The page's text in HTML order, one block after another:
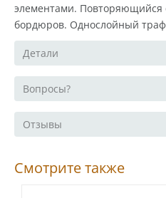
элементами. Повторяющийся
бордюров. Однослойный
Детали
Вопросы?
Отзывы
Смотрите также